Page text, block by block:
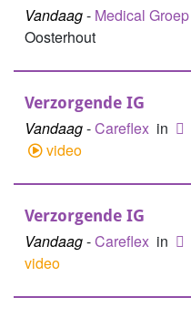
Vandaag- Medical Groep
Oosterhout
Verzorgende IG
Vandaag-Careflex in
video
Verzorgende IG
Vandaag-Careflex in
video